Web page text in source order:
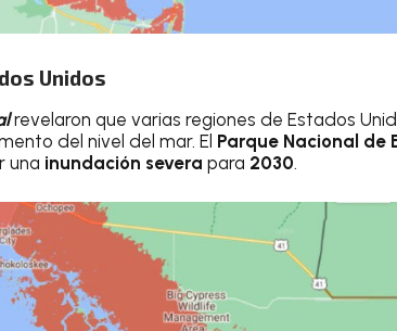
Unidos
revelaron que varias regiones de Estados
del nivel del mar. El Parque Nacional de
una inundación severa para 2030.